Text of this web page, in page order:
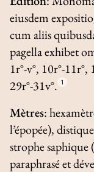
eiusdem
cum aliis
pagella exhibet
1r°-v°, 10r°-11r°,
29r°-31v°. 1
Mètres:
l’épopée),
strophe
paraphrasé et